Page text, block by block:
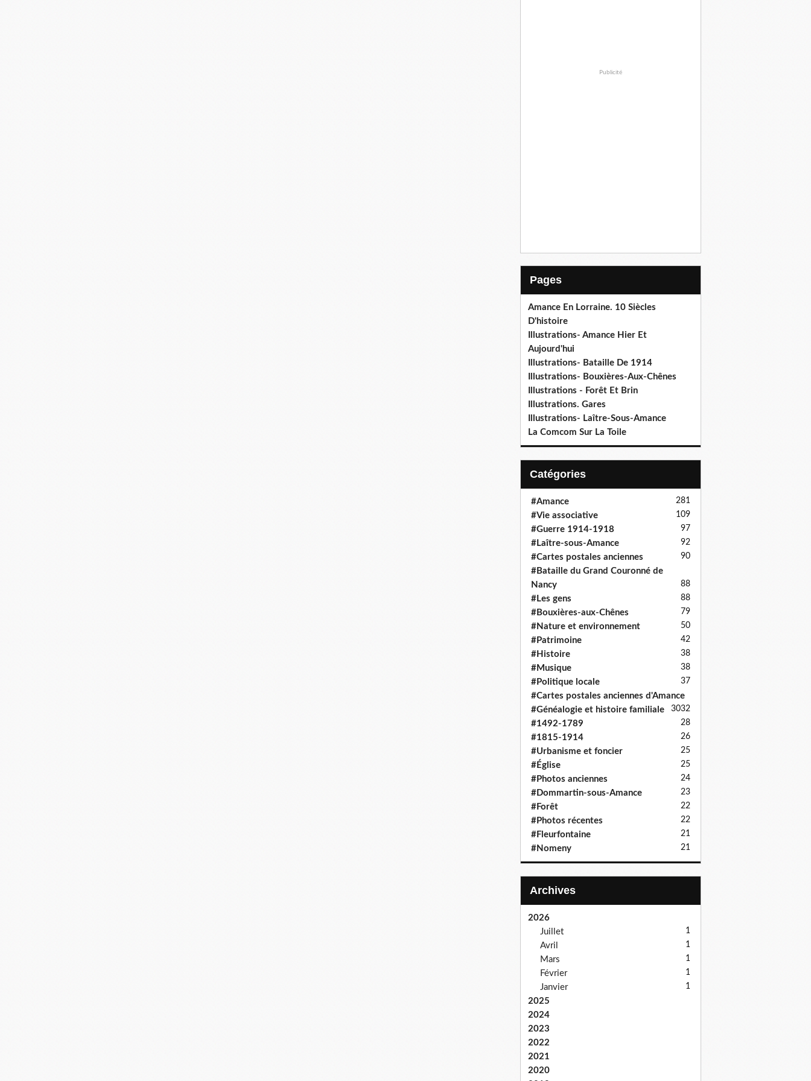
Publicité
Pages
Amance En Lorraine. 10 Siècles
D'histoire
Illustrations- Amance Hier Et
Aujourd'hui
Illustrations- Bataille De 1914
Illustrations- Bouxières-Aux-Chênes
Illustrations - Forêt Et Brin
Illustrations. Gares
Illustrations- Laître-Sous-Amance
La Comcom Sur La Toile
Catégories
#Amance 281
#Vie associative 109
#Guerre 1914-1918 97
#Laître-sous-Amance 92
#Cartes postales anciennes 90
#Bataille du Grand Couronné de
Nancy
88
#Les gens 88
#Bouxières-aux-Chênes 79
#Nature et environnement 50
#Patrimoine 42
#Histoire 38
#Musique 38
#Politique locale 37
#Cartes postales anciennes d'Amance
32
#Généalogie et histoire familiale 30
#1492-1789 28
#1815-1914 26
#Urbanisme et foncier 25
#Église 25
#Photos anciennes 24
#Dommartin-sous-Amance 23
#Forêt 22
#Photos récentes 22
#Fleurfontaine 21
#Nomeny 21
Archives
2026
Juillet
1
Avril 1
Mars 1
Février 1
Janvier 1
2025
2024
2023
2022
2021
2020